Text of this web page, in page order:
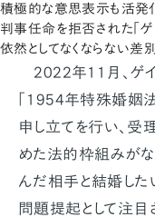
積極的な意思表示も活発
判事任命を拒否された「ゲ
依然としてなくならない差
2022年11月、ゲ
「1954年特殊婚姻
申し立てを行い、受
めた法的枠組みが
んだ相手と結婚した
問題提起として注目